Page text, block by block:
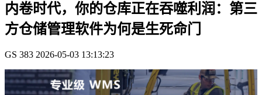
内卷时代，你的仓库正在吞噬利润：第三
方仓储管理软件为何是生死命门
GS 383 2026-05-03 13:13:23